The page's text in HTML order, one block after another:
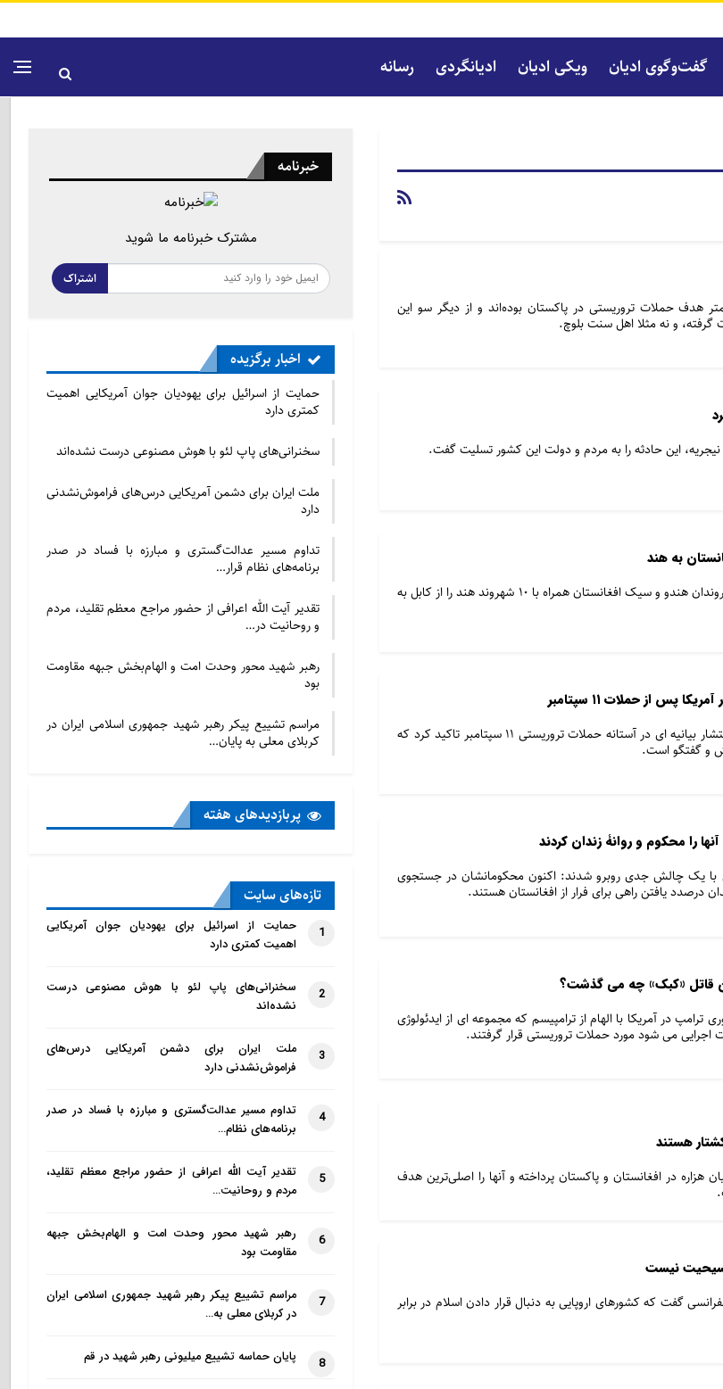
گفت‌و‌گوی ادیان ویکی ادیان ادیانگردی رسانه
هدف حملات تروریستی در پاکستان بوده‌اند و از دیگر سو این
و نه مثلا اهل سنت بلوچ.
این حادثه را به مردم و دولت این کشور تسلیت گفت.
وزارت خارجه هند اعلام کرده است که ۹۴ تن از شهروندان هندو و سیک افغانستان همراه با ۱۰ شهروند هند را از کابل به
دفتر شورای روابط اسلامی-آمریکایی در فلوریدا با انتشار بیانیه ای در آستانه حملات تروریستی 11 سپتامبر تاکید کرد که
و گفتگو است.
را محکوم و روانۀ زندان کردند
با یک چالش جدی روبرو شدند: اکنون محکومانشان در جستجوی
درصدد یافتن راهی برای فرار از افغانستان هستند.
قاتل «کبک» چه می گذشت؟
در آمریکا با الهام از ترامپیسم که مجموعه ای از ایدئولوژی
می شود مورد حملات تروریستی قرار گرفتند.
هستند
هزاره در افغانستان و پاکستان پرداخته و آنها را اصلی‌ترین هدف
مسیحیت نیست
گفت که کشورهای اروپایی به دنبال قرار دادن اسلام در برابر
خبرنامه
مشترک خبرنامه ما شوید
اشتراک
اخبار برگزیده
حمایت از اسرائیل برای یهودیان جوان آمریکایی اهمیت
کمتری دارد
سخنرانی‌های پاپ لئو با هوش مصنوعی درست نشده‌اند
ملت ایران برای دشمن آمریکایی درس‌های فراموش‌نشدنی
دارد
تداوم مسیر عدالت‌گستری و مبارزه با فساد در صدر
برنامه‌های نظام قرار…
تقدیر آیت الله اعرافی از حضور مراجع معظم تقلید، مردم
و روحانیت در…
رهبر شهید محور وحدت امت و الهام‌بخش جبهه مقاومت
بود
مراسم تشییع پیکر رهبر شهید جمهوری اسلامی ایران در
کربلای معلی به پایان…
پربازدید‌های هفته
تازه‌‌های سایت
1
حمایت از اسرائیل برای یهودیان جوان آمریکایی
اهمیت کمتری دارد
2
سخنرانی‌های پاپ لئو با هوش مصنوعی درست
نشده‌اند
3
ملت ایران برای دشمن آمریکایی درس‌های
فراموش‌نشدنی دارد
4
تداوم مسیر عدالت‌گستری و مبارزه با فساد در صدر
برنامه‌های نظام…
5
تقدیر آیت الله اعرافی از حضور مراجع معظم تقلید،
مردم و روحانیت…
6
رهبر شهید محور وحدت امت و الهام‌بخش جبهه
مقاومت بود
7
مراسم تشییع پیکر رهبر شهید جمهوری اسلامی ایران
در کربلای معلی به…
8 پایان حماسه تشییع میلیونی رهبر شهید در قم